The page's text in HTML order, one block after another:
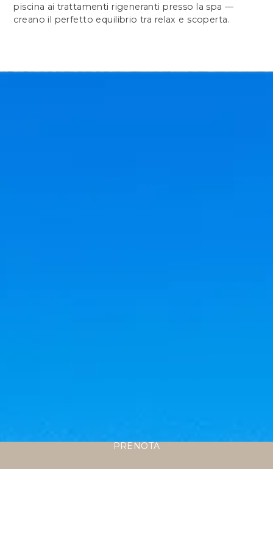
piscina ai trattamenti rigeneranti presso la spa —
creano il perfetto equilibrio tra relax e scoperta.
PRENOTA